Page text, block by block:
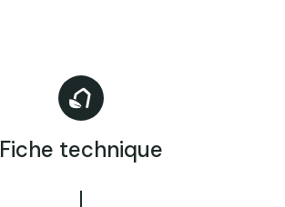
Fiche technique